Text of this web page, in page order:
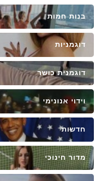
בנות חמות
דוגמניות
דוגמנית כושר
וידוי אנונימי
חדשות
מדור חינוכי